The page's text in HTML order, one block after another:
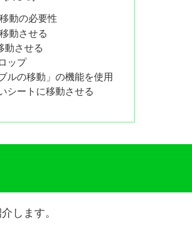
動の必要性
動させる
動させる
ップ
ルの移動」の機能を使用
シートに移動させる
します。